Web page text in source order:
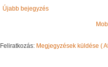
Újabb bejegyzés
Feliratkozás: Megjegyzések küldése (